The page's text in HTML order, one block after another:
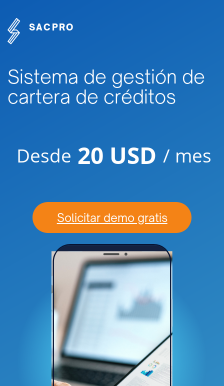
SACPRO
Sistema de gestión de
cartera de créditos
20 USD
Desde / mes
Solicitar demo gratis